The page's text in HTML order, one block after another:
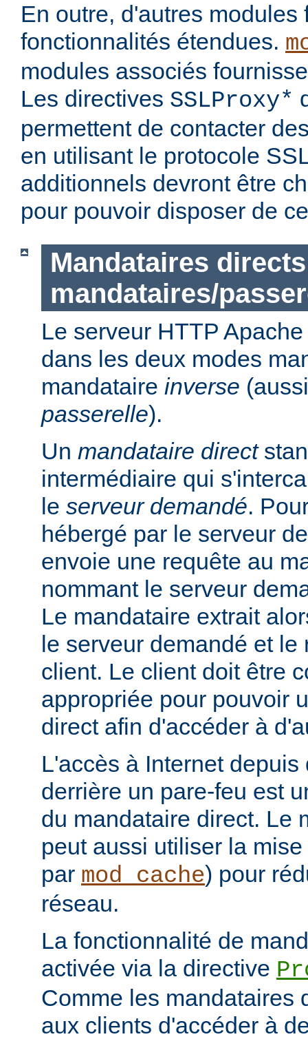
En outre, d'autres modules
fonctionnalités étendues.
modules associés
Les directives SSLProxy*
permettent de contacter
en utilisant le protocole
additionnels devront être
pour pouvoir disposer de
Mandataires
mandataires/
Le serveur HTTP
dans les deux modes
mandataire inverse
passerelle).
Un mandataire direct
intermédiaire qui
le serveur demandé.
hébergé par le serveur
envoie une requête au
nommant le serveur
Le mandataire extrait
le serveur demandé et
client. Le client doit être
appropriée pour pouvoir
direct afin d'accéder à
L'accès à Internet
derrière un pare-feu est
du mandataire direct. Le
peut aussi utiliser la
par mod_cache) pour
réseau.
La fonctionnalité de
activée via la directive
Comme les mandataires
aux clients d'accéder à